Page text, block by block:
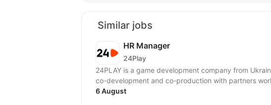
Similar jobs
HR Manager
24Play
24PLAY is a game development company from
6 August